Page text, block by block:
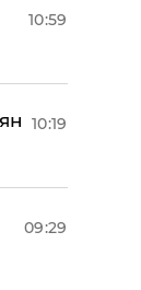
10:59
10:19
09:29